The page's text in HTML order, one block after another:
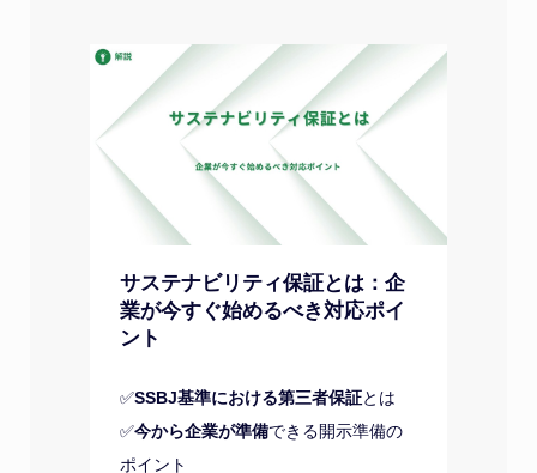
サステナビリティ保証とは：企
業が今すぐ始めるべき対応ポイ
ント
✅SSBJ基準における第三者保証とは
✅今から企業が準備できる開示準備の
ポイント